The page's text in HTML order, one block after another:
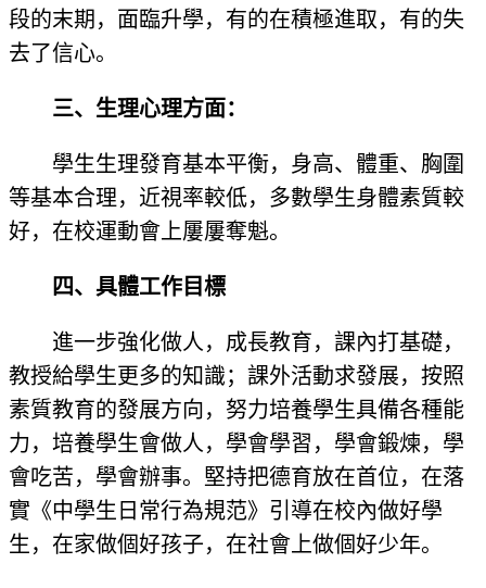
段的末期，面臨升學，有的在積極進取，有的失
去了信心。
三、生理心理方面：
學生生理發育基本平衡，身高、體重、胸圍
等基本合理，近視率較低，多數學生身體素質較
好，在校運動會上屢屢奪魁。
四、具體工作目標
進一步強化做人，成長教育，課內打基礎，
教授給學生更多的知識；課外活動求發展，按照
素質教育的發展方向，努力培養學生具備各種能
力，培養學生會做人，學會學習，學會鍛煉，學
會吃苦，學會辦事。堅持把德育放在首位，在落
實《中學生日常行為規范》引導在校內做好學
生，在家做個好孩子，在社會上做個好少年。